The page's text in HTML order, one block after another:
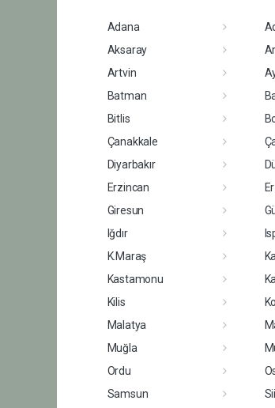
Adana
Aksaray
Artvin
Batman
Bitlis
Çanakkale
Diyarbakır
Erzincan
Giresun
Iğdır
K.Maraş
Kastamonu
Kilis
Malatya
Muğla
Ordu
Samsun